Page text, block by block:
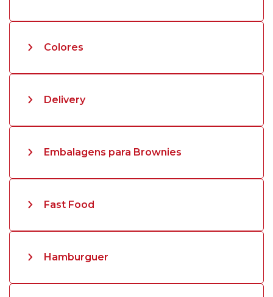
Colores
Delivery
Embalagens para Brownies
Fast Food
Hamburguer